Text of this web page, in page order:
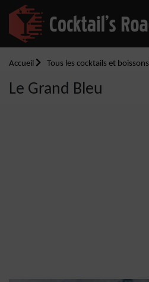
Accueil Tous les cocktails et boissons
Le Grand Bleu